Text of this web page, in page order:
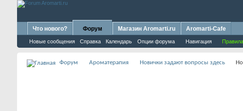
Что нового? Форум
Новые сообщения Справка Календарь Опции форума Навигация
Магазин Aromarti.ru Aromarti-Cafe
Форум Ароматерапия Новички задают вопросы здесь